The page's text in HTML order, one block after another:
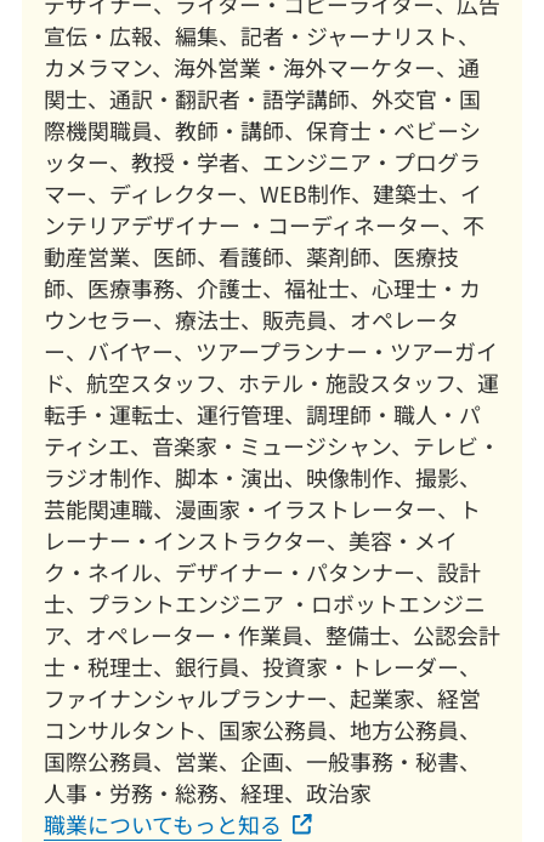
宣伝・広報、編集、記者・ジャーナリスト、
カメラマン、海外営業・海外マーケター、通
関士、通訳・翻訳者・語学講師、外交官・国
際機関職員、教師・講師、保育士・ベビーシ
ッター、教授・学者、エンジニア・プログラ
マー、ディレクター、WEB制作、建築士、イ
ンテリアデザイナー ・コーディネーター、不
動産営業、医師、看護師、薬剤師、医療技
師、医療事務、介護士、福祉士、心理士・カ
ウンセラー、療法士、販売員、オペレータ
ー、バイヤー、ツアープランナー・ツアーガイ
ド、航空スタッフ、ホテル・施設スタッフ、運
転手・運転士、運行管理、調理師・職人・パ
ティシエ、音楽家・ミュージシャン、テレビ・
ラジオ制作、脚本・演出、映像制作、撮影、
芸能関連職、漫画家・イラストレーター、ト
レーナー・インストラクター、美容・メイ
ク・ネイル、デザイナー・パタンナー、設計
士、プラントエンジニア ・ロボットエンジニ
ア、オペレーター・作業員、整備士、公認会計
士・税理士、銀行員、投資家・トレーダー、
ファイナンシャルプランナー、起業家、経営
コンサルタント、国家公務員、地方公務員、
国際公務員、営業、企画、一般事務・秘書、
人事・労務・総務、経理、政治家
職業についてもっと知る